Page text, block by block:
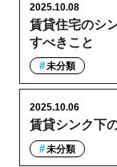
賃貸住宅のシ
すべきこと
2025.10.08
未分類
賃貸シンク下
2025.10.06
未分類